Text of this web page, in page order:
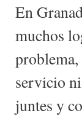
En
muchos
problema,
servicio
juntes y